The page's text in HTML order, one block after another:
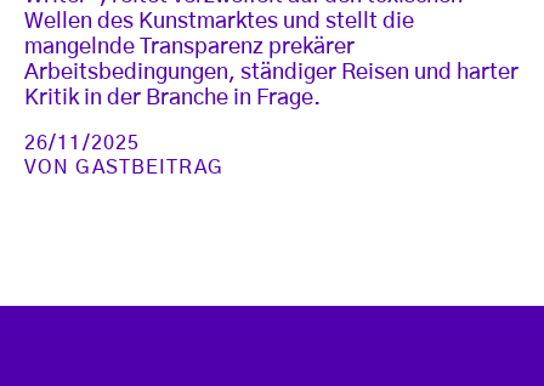
Wellen des Kunstmarktes und stellt die
mangelnde Transparenz prekärer
Arbeitsbedingungen, ständiger Reisen und harter
Kritik in der Branche in Frage.
26/11/2025
VONGASTBEITRAG